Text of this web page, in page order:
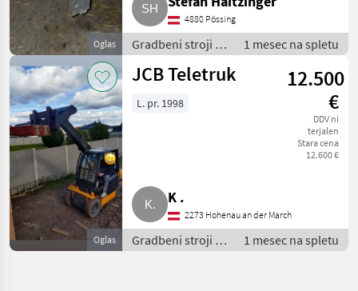
Oglas
4880 Pössing
Gradbeni stroji /
Teleskopski
nakladalniki
1 mesec na spletu
Oglas
JCB Teletruk
12.500
€
DDV ni
terjalen
Stara cena
12.600 €
L. pr. 1998
K .
2273 Hohenau an der March
Gradbeni stroji /
Teleskopski
1 mesec na spletu